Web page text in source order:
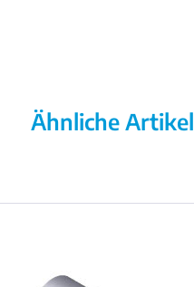
Ähnliche Artikel